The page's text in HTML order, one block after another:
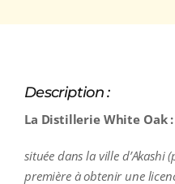
Description :
La Distillerie White Oak :
située dans la ville d’Akashi
première à obtenir une